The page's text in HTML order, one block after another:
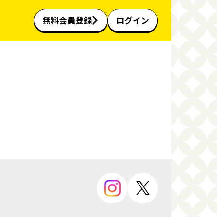
無料会員登録 ログイン